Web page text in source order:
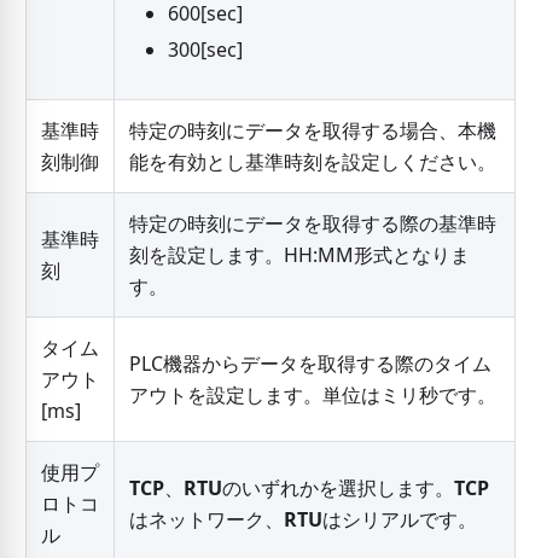
600[sec]
300[sec]
基準時
刻制御
特定の時刻にデータを取得する場合、本機
能を有効とし基準時刻を設定しください。
基準時
刻
特定の時刻にデータを取得する際の基準時
刻を設定します。HH:MM形式となりま
す。
タイム
アウト
[ms]
PLC機器からデータを取得する際のタイム
アウトを設定します。単位はミリ秒です。
使用プ
ロトコ
ル
TCP、 RTUのいずれかを選択します。 TCP
はネットワーク、 RTUはシリアルです。